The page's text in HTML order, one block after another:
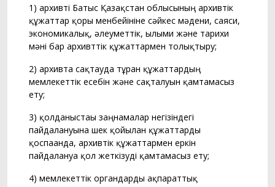
1) архивті Батыс Қазақстан облысының архивтік
құжаттар қоры менбейініне сәйкес мәдени, саяси,
экономикалық, әлеуметтік, ғылыми және тарихи
мәні бар архивттік құжаттармен толықтыру;
2) архивта сақтауда тұрған құжаттардың
мемлекеттік есебін және сақталуын қамтамасыз
ету;
3) қолданыстағы заңнамалар негізіндегі
пайдалануына шек қойылған құжаттарды
қоспағанда, архивтік құжаттармен еркін
пайдалануға қол жеткізуді қамтамасыз ету;
4) мемлекеттік органдарды ақпараттық